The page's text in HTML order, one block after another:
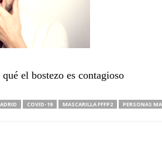
el bostezo es contagioso
COVID-19 MASCARILLA FFFP2 PERSONAS